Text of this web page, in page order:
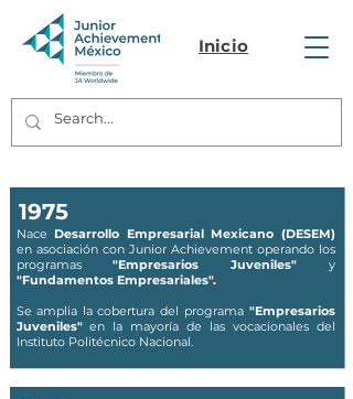
Inicio
1975
Nace Desarrollo Empresarial Mexicano (DESEM)
en asociación con Junior Achievement operando los
programas"Empresarios Juveniles" y
"Fundamentos Empresariales".
Se amplia la cobertura del programa"Empresarios
Juveniles"en la mayoría de las vocacionales del
Instituto Politécnico Nacional.